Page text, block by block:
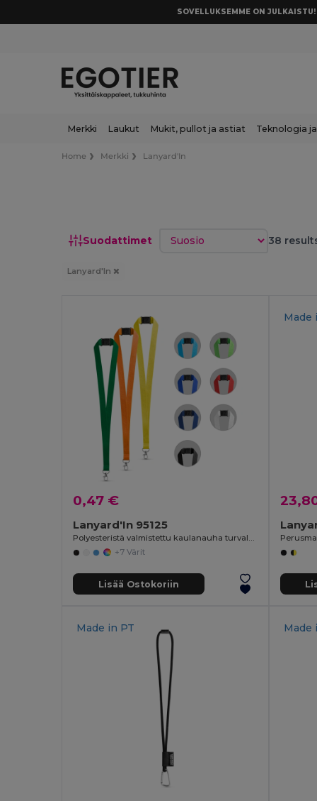
SOVELLUKSEMME ON
Merkki Laukut Mukit, pullot ja astiat Teknologia
Home Merkki Lanyard'In
Suodattimet Lajittele 38
Lanyard'In
0,47 €
Lanyard'In 95125
Polyesteristä valmistettu kaulanauha turvalukolla
+7 Värit
Lisää Ostokoriin
Made
Made in PT Made